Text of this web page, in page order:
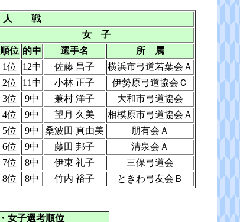
戦
女 子
順位 的中 選手名
所 属
1位 12中 佐藤 昌子
横浜市弓道若葉会Ａ
2位 11中 小林 正子
伊勢原弓道協会Ｃ
3位 9中 兼村 洋子
大和市弓道協会
4位 9中 望月 久美
相模原市弓道協会Ａ
5位 9中 桑波田 真由美
朋有会Ａ
6位 9中 藤田 邦子
清泉会Ａ
7位 8中 伊東 礼子
三保弓道会
8位 8中 竹内 裕子 ときわ弓友会Ｂ
女子選考順位